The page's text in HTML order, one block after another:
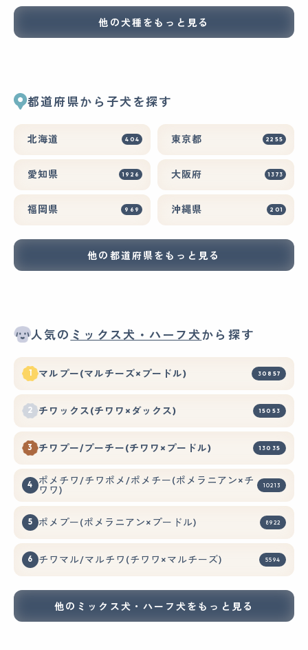
他の犬種をもっと見る
都道府県から子犬を探す
北海道 404 東京都 2255
愛知県 1926 大阪府 1373
福岡県 969 沖縄県 201
他の都道府県をもっと見る
人気の ミックス犬・ハーフ犬から探す
マルプー(マルチーズ×プードル) 30857
チワックス(チワワ×ダックス) 15053
チワプー/プーチー(チワワ×プードル) 13035
ポメチワ/チワポメ/ポメチー(ポメラニアン×チ
ワワ) 10213
ポメプー(ポメラニアン×プードル) 8922
チワマル/マルチワ(チワワ×マルチーズ) 5594
他のミックス犬・ハーフ犬をもっと見る